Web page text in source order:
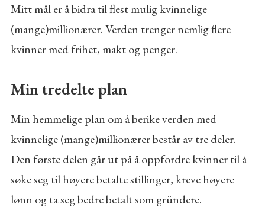
Mitt mål er å bidra til flest mulig kvinnelige
(mange)millionærer. Verden trenger nemlig flere
kvinner med frihet, makt og penger.
Min tredelte plan
Min hemmelige plan om å berike verden med
kvinnelige (mange)millionærer består av tre deler.
Den første delen går ut på å oppfordre kvinner til å
søke seg til høyere betalte stillinger, kreve høyere
lønn og ta seg bedre betalt som gründere.